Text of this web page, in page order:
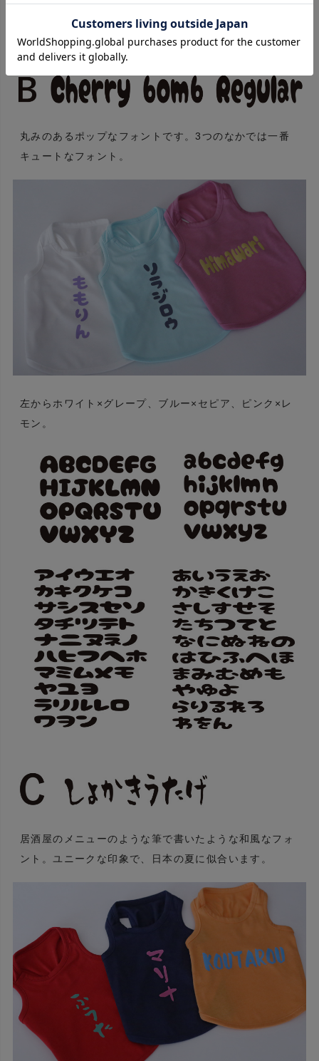
丸みのあるポップなフォントです。3つのなかでは一番
キュートなフォント。
左からホワイト×グレープ、ブルー×セピア、ピンク×レ
モン。
居酒屋のメニューのような筆で書いたような和風なフォ
ント。ユニークな印象で、日本の夏に似合います。